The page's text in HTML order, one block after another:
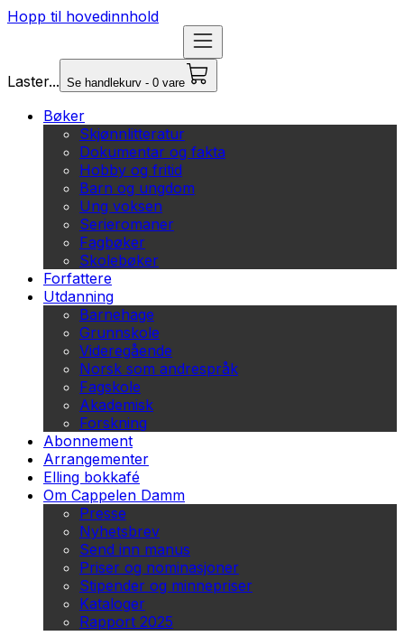
Hopp til hovedinnhold
Laster... Se handlekurv - 0 vare
Bøker
Skjønnlitteratur
Dokumentar og fakta
Hobby og fritid
Barn og ungdom
Ung voksen
Serieromaner
Fagbøker
Skolebøker
Forfattere
Utdanning
Barnehage
Grunnskole
Videregående
Norsk som andrespråk
Fagskole
Akademisk
Forskning
Abonnement
Arrangementer
Elling bokkafé
Om Cappelen Damm
Presse
Nyhetsbrev
Send inn manus
Priser og nominasjoner
Stipender og minnepriser
Kataloger
Rapport 2025